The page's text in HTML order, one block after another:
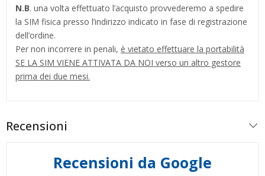
N.B. una volta effettuato l’acquisto provvederemo a spedire
la SIM fisica presso l’indirizzo indicato in fase di registrazione
dell’ordine.
Per non incorrere in penali, è vietato effettuare la portabilità
SE LA SIM VIENE ATTIVATA DA NOI verso un altro gestore
prima dei due mesi.
Recensioni
Recensioni da Google